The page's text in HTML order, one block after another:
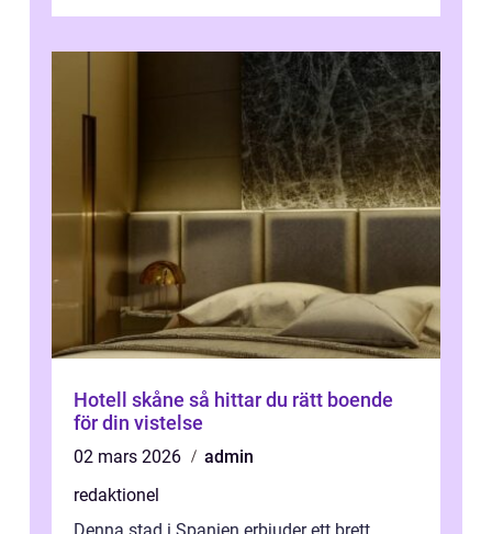
Hotell skåne så hittar du rätt boende
för din vistelse
02 mars 2026
admin
redaktionel